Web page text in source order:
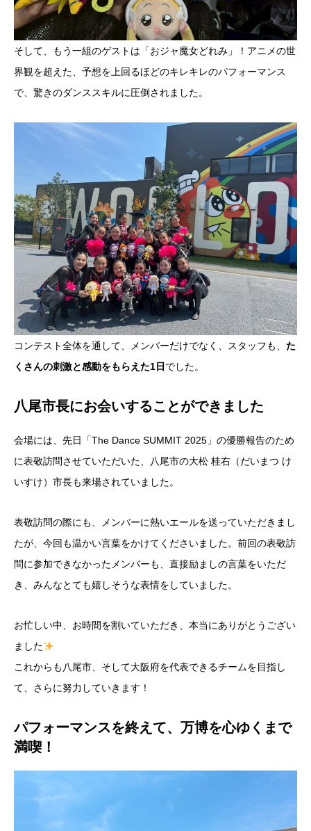
そして、もう一組のゲストは「おジャ魔女どれみ」！アニメの世
界観を超えた、予想を上回るほどのキレキレのパフォーマンス
で、驚きのダンススキルに圧倒されました。
コンテスト全体を通して、メンバーだけでなく、スタッフも、 た
くさんの刺激と感動をもらえた1日 でした。
八尾市長にお会いすることができました
会場には、先日「The Dance SUMMIT 2025」の優勝報告のため
に表敬訪問させていただいた、八尾市の大松 桂右（だいまつ け
いすけ）市長も来場されていました。
表敬訪問の際にも、メンバーに熱いエールを送っていただきまし
たが、今回も温かい言葉をかけてくださいました。前回の表敬訪
問に参加できなかったメンバーも、直接励ましの言葉をいただ
き、みんなとても嬉しそうな表情をしていました。
お忙しい中、お時間を割いていただき、本当にありがとうござい
ました
これからも八尾市、そして大阪府を代表できるチームを目指し
て、さらに努力していきます！
パフォーマンスを終えて、万博を心ゆくまで
満喫！